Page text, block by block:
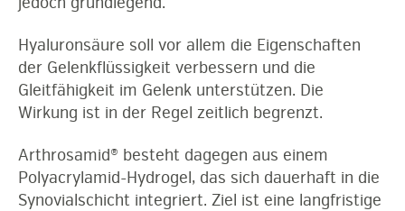
Hyaluronsäure soll vor allem die Eigenschaften
der Gelenkflüssigkeit verbessern und die
Gleitfähigkeit im Gelenk unterstützen. Die
Wirkung ist in der Regel zeitlich begrenzt.
Arthrosamid® besteht dagegen aus einem
Polyacrylamid-Hydrogel, das sich dauerhaft in die
Synovialschicht integriert. Ziel ist eine langfristige